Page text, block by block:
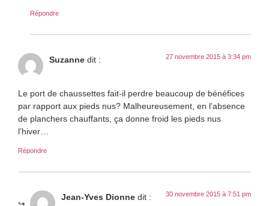
Répondre
Suzanne dit : 27 novembre 2015 à 3:34 pm
Le port de chaussettes fait-il perdre beaucoup de bénéfices
par rapport aux pieds nus? Malheureusement, en l’absence
de planchers chauffants, ça donne froid les pieds nus
l’hiver…
Répondre
Jean-Yves Dionne dit : 30 novembre 2015 à 7:51 pm